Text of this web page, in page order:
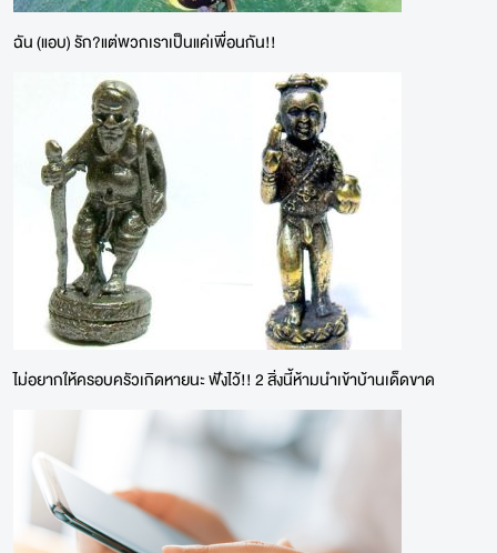
ฉัน (แอบ) รัก?แต่พวกเราเป็นแค่เพื่อนกัน!!
ไม่อยากให้ครอบครัวเกิดหายนะ ฟังไว้!! 2 สิ่งนี้ห้ามนำเข้าบ้านเด็ดขาด